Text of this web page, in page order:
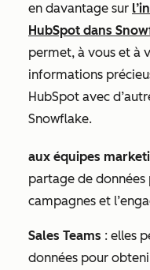
en davantage sur
HubSpot dans
permet, à vous et à
informations
HubSpot avec
Snowflake.
aux équipes
partage de
campagnes et
Sales Teams : elles
données pour